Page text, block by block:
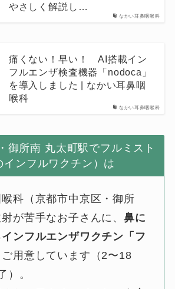
なかい耳鼻咽喉科
やさしく解説し…
なかい耳鼻咽喉科
痛くない！早い！ AI搭載イン
フルエンザ検査機器「nodoca」
を導入しました | なかい耳鼻咽
喉科
御所南 丸太町駅でフルミスト
インフルワクチン）は
科（京都市中京区・御所
が苦手なお子さんに、鼻に
ンフルエンザワクチン「フ
ご用意しています（2〜18
）。